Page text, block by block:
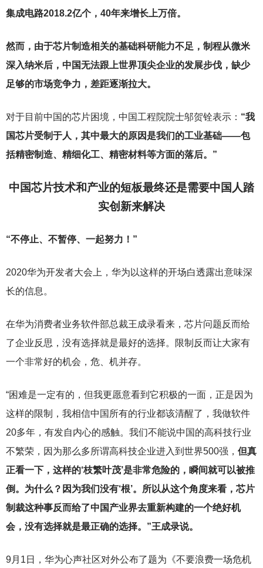
集成电路2018.2亿个，40年来增长上万倍。
然而，由于芯片制造相关的基础科研能力不足，制程从微米
深入纳米后，中国无法跟上世界顶尖企业的发展步伐，缺少
足够的市场竞争力，差距逐渐拉大。
对于目前中国的芯片困境，中国工程院院士邬贺铨表示： “我
国芯片受制于人，其中最大的原因是我们的工业基础——包
括精密制造、精细化工、精密材料等方面的落后。”
中国芯片技术和产业的短板最终还是需要中国人踏
实创新来解决
“不停止、不暂停、一起努力！”
2020华为开发者大会上，华为以这样的开场白透露出意味深
长的信息。
在华为消费者业务软件部总裁王成录看来，芯片问题反而给
了企业反思，没有选择就是最好的选择。限制反而让大家有
一个非常好的机会，危、机并存。
“困难是一定有的，但我更愿意看到它积极的一面，正是因为
这样的限制，我相信中国所有的行业都该清醒了，我做软件
20多年，有发自内心的感触。我们不能说中国的高科技行业
不繁荣，因为那么多所谓高科技企业进入到世界500强， 但真
正看一下，这样的‘枝繁叶茂’是非常危险的，瞬间就可以被推
倒。为什么？因为我们没有‘根’。所以从这个角度来看，芯片
制裁这种事反而给了中国产业界去重新构建的一个绝好机
会，没有选择就是最正确的选择。”王成录说。
9月1日，华为心声社区对外公布了题为《不要浪费一场危机